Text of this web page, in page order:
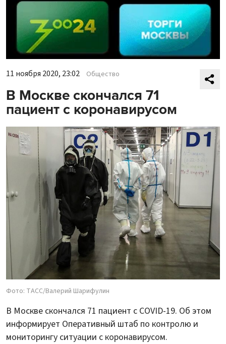
11 ноября 2020, 23:02 Общество
В Москве скончался 71
пациент с коронавирусом
Фото: ТАСС/Валерий Шарифулин
В Москве скончался 71 пациент с COVID-19. Об этом
информирует Оперативный штаб по контролю и
мониторингу ситуации с коронавирусом.